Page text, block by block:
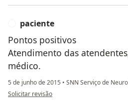
paciente
Pontos positivos
Atendimento das
médico.
5 de junho de 2015 • SNN Serviço de
na opinião do utilizador paciente
Solicitar revisão